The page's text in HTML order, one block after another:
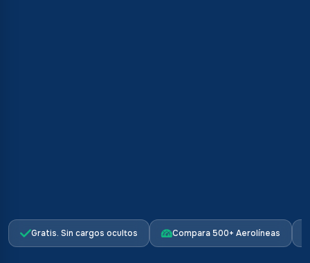
Gratis. Sin cargos ocultos Compara 500+ Aerolíneas